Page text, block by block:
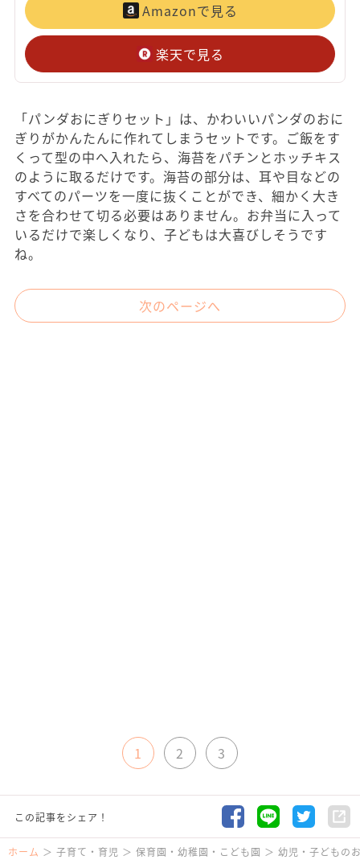
Amazonで見る
楽天で見る
「パンダおにぎりセット」は、かわいいパンダのおに
ぎりがかんたんに作れてしまうセットです。ご飯をす
くって型の中へ入れたら、海苔をパチンとホッチキス
のように取るだけです。海苔の部分は、耳や目などの
すべてのパーツを一度に抜くことができ、細かく大き
さを合わせて切る必要はありません。お弁当に入って
いるだけで楽しくなり、子どもは大喜びしそうです
ね。
次のページへ
1 2 3
この記事をシェア！
ホーム 子育て・育児 保育園・幼稚園・こども園 幼児・子どもの